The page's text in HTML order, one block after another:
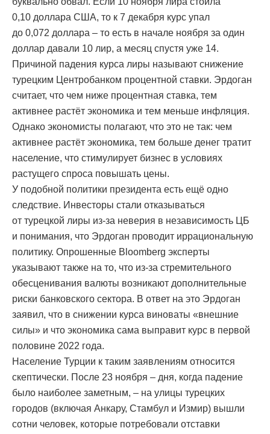
0,10 доллара США, то к 7 декабря курс упал
до 0,072 доллара – то есть в начале ноября за один
доллар давали 10 лир, а месяц спустя уже 14.
Причиной падения курса лиры называют снижение
турецким Центробанком процентной ставки. Эрдоган
считает, что чем ниже процентная ставка, тем
активнее растёт экономика и тем меньше инфляция.
Однако экономисты полагают, что это не так: чем
активнее растёт экономика, тем больше денег тратит
население, что стимулирует бизнес в условиях
растущего спроса повышать цены.
У подобной политики президента есть ещё одно
следствие. Инвесторы стали отказываться
от турецкой лиры из-за неверия в независимость ЦБ
и понимания, что Эрдоган проводит иррациональную
политику. Опрошенные Bloomberg эксперты
указывают также на то, что из-за стремительного
обесценивания валюты возникают дополнительные
риски банковского сектора. В ответ на это Эрдоган
заявил, что в снижении курса виноваты «внешние
силы» и что экономика сама выправит курс в первой
половине 2022 года.
Население Турции к таким заявлениям относится
скептически. После 23 ноября – дня, когда падение
было наиболее заметным, – на улицы турецких
городов (включая Анкару, Стамбул и Измир) вышли
сотни человек, которые потребовали отставки